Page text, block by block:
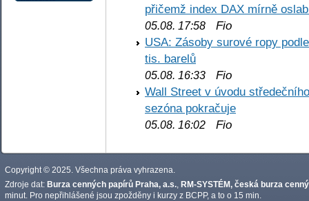
přičemž index DAX mírně
05.08. 17:58 Fio
USA: Zásoby surové ropy
tis. barelů
05.08. 16:33 Fio
Wall Street v úvodu
sezóna pokračuje
05.08. 16:02 Fio
Copyright © 2025. Všechna práva vyhrazena.
Zdroje dat: Burza cenných papírů Praha, a.s. RM-SYSTÉM, česká burza
minut. Pro nepřihlášené jsou zpožděny i kurzy z BCPP, a to o 15 min.